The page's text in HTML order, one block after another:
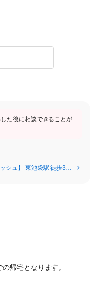
！
た後に相談できることが
Aroma&Relaxation Polish 池袋店 【ポリッシュ】 東池袋駅 徒歩3分/池袋駅 徒歩11分
帰宅となります。